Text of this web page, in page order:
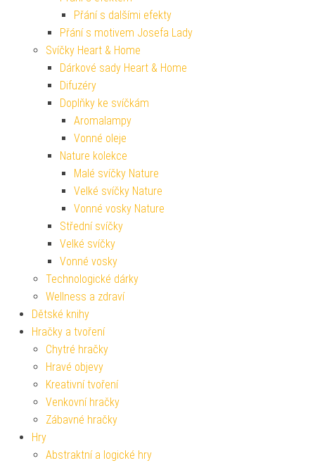
Přání s dalšími efekty
Přání s motivem Josefa Lady
Svíčky Heart & Home
Dárkové sady Heart & Home
Difuzéry
Doplňky ke svíčkám
Aromalampy
Vonné oleje
Nature kolekce
Malé svíčky Nature
Velké svíčky Nature
Vonné vosky Nature
Střední svíčky
Velké svíčky
Vonné vosky
Technologické dárky
Wellness a zdraví
Dětské knihy
Hračky a tvoření
Chytré hračky
Hravé objevy
Kreativní tvoření
Venkovní hračky
Zábavné hračky
Hry
Abstraktní a logické hry